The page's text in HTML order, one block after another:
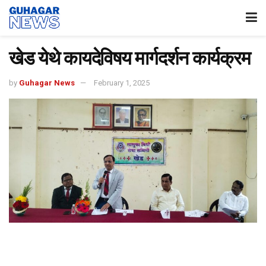
खेड येथे कायदेविषय मार्गदर्शन कार्यक्रम
by Guhagar News February 1, 2025